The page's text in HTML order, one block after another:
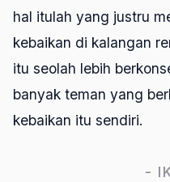
hal itulah yang justru
kebaikan di kalangan
itu seolah lebih
banyak teman yang
kebaikan itu sendiri.
-